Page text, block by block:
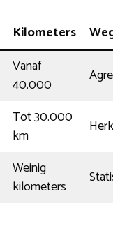
Kilometers
Vanaf
40.000
Tot 30.000
km
Weinig
kilometers
Statisch